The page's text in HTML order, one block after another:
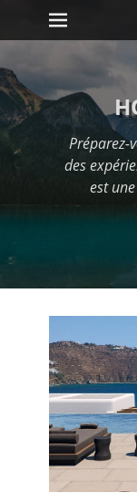
Passer
au
Premier menu
Préparez-
des
est